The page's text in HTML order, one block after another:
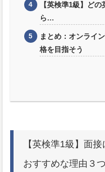
【英検準1級】ど
ら…
まとめ：オンライ
格を目指そう
【英検準1級】面
おすすめな理由３つ